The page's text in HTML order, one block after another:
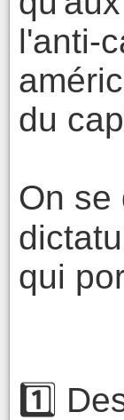
l'anti-
du
On se
qui
1️⃣